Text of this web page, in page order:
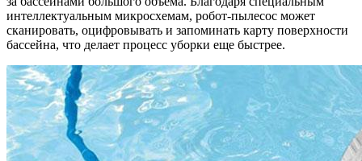
интеллектуальным микросхемам, робот-пылесос может
сканировать, оцифровывать и запоминать карту поверхности
бассейна, что делает процесс уборки еще быстрее.